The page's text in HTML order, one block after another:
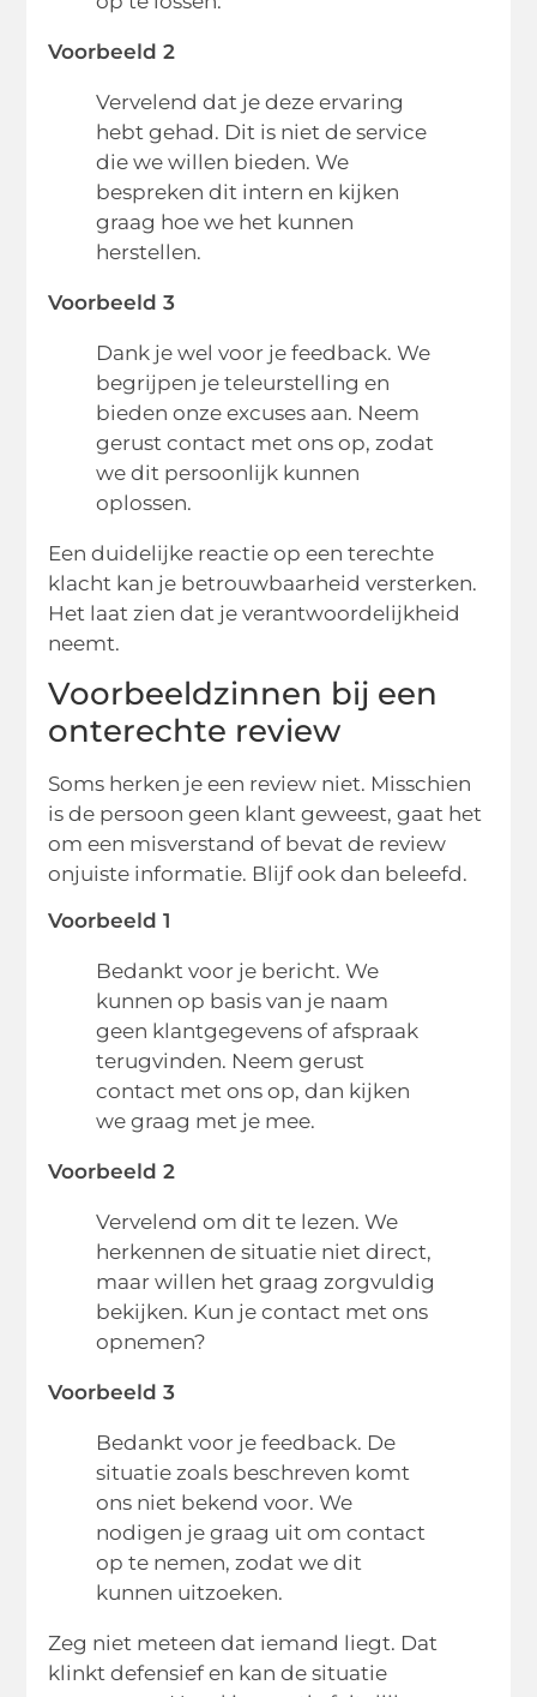
Voorbeeld 2
Vervelend dat je deze ervaring
hebt gehad. Dit is niet de service
die we willen bieden. We
bespreken dit intern en kijken
graag hoe we het kunnen
herstellen.
Voorbeeld 3
Dank je wel voor je feedback. We
begrijpen je teleurstelling en
bieden onze excuses aan. Neem
gerust contact met ons op, zodat
we dit persoonlijk kunnen
oplossen.
Een duidelijke reactie op een terechte
klacht kan je betrouwbaarheid versterken.
Het laat zien dat je verantwoordelijkheid
neemt.
Voorbeeldzinnen bij een
onterechte review
Soms herken je een review niet. Misschien
is de persoon geen klant geweest, gaat het
om een misverstand of bevat de review
onjuiste informatie. Blijf ook dan beleefd.
Voorbeeld 1
Bedankt voor je bericht. We
kunnen op basis van je naam
geen klantgegevens of afspraak
terugvinden. Neem gerust
contact met ons op, dan kijken
we graag met je mee.
Voorbeeld 2
Vervelend om dit te lezen. We
herkennen de situatie niet direct,
maar willen het graag zorgvuldig
bekijken. Kun je contact met ons
opnemen?
Voorbeeld 3
Bedankt voor je feedback. De
situatie zoals beschreven komt
ons niet bekend voor. We
nodigen je graag uit om contact
op te nemen, zodat we dit
kunnen uitzoeken.
Zeg niet meteen dat iemand liegt. Dat
klinkt defensief en kan de situatie